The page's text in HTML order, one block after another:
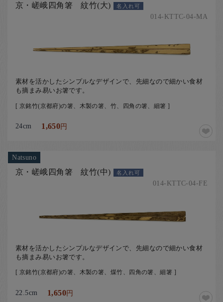
京・嵯峨四角箸 紋竹(大) 名入れ可
014-KTTC-04-MA
素材を活かしたシンプルなデザインで、先細なので細かい食材
も摘まみ易いお箸です。
[ 京銘竹(京都府)の箸、木製の箸、竹、四角の箸、細箸 ]
24cm 1,650円
Natsuno
京・嵯峨四角箸 紋竹(中) 名入れ可
014-KTTC-04-FE
素材を活かしたシンプルなデザインで、先細なので細かい食材
も摘まみ易いお箸です。
[ 京銘竹(京都府)の箸、木製の箸、煤竹、四角の箸、細箸 ]
22.5cm 1,650円